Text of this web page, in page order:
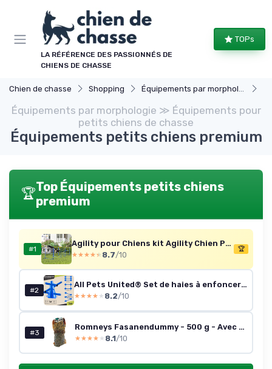
LA RÉFÉRENCE DES PASSIONNÉS DE
CHIENS DE CHASSE
TOPs
Chien de chasse Shopping Équipements par morphologie
Équipements par morphologie ≫ Équipements pour
petits chiens de chasse
Équipements petits chiens premium
🏆Top Équipements petits chiens
premium
#1
Agility pour Chiens kit Agility Chien Parcours Agility Chien Set de 4 Obstacles Professionnels Hauteur réglable avec système de Maintien au Sol 99L x 65l x 94H cm Sac Transport fourni Bleu
★★★★★
★★★★★ 8.7/10
🏆
#2
All Pets United® Set de haies à enfoncer pour chiens ; Accessoires d'entraînement à l'agilité pour chiens & chevaux ; Set de haies avec barre & cônes stable pour exercice d'animaux & football (4 Sets)
★★★★★
★★★★★ 8.2/10
#3
Romneys Fasanendummy - 500 g - Avec véritable robe en plumes - Idéal pour la formation de chiens de chasse - Flottant
★★★★★
★★★★★ 8.1/10
Panneau de gestion des cookies